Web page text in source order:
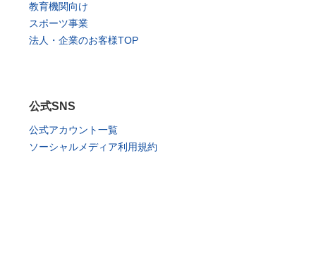
教育機関向け
スポーツ事業
法人・企業のお客様TOP
公式SNS
公式アカウント一覧
ソーシャルメディア利用規約